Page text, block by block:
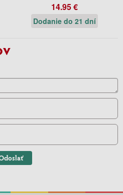
14.95 €
Dodanie do 21 dní